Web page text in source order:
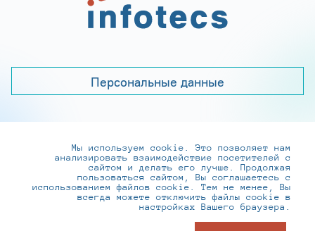
Персональные данные
+7 (495) 737-6192, 8-800-250-0-260
practice@infotecs.ru,hr@infotecs.ru
127273, г. Москва, Отрадная ул., 2Б строение 1
Мы используем cookie. Это позволяет нам
анализировать взаимодействие посетителей с
сайтом и делать его лучше. Продолжая
пользоваться сайтом, Вы соглашаетесь с
использованием файлов cookie. Тем не менее, Вы
всегда можете отключить файлы cookie в
настройках Вашего браузера.